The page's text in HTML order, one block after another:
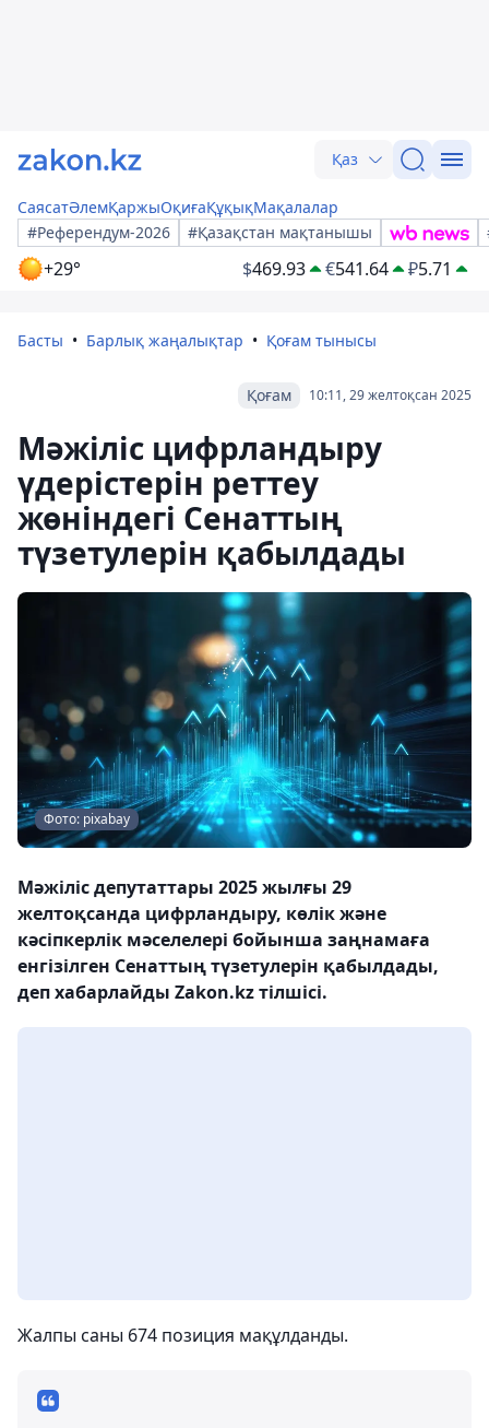
Қаз
СаясатӘлемҚаржыОқиғаҚұқықМақалалар
#Референдум-2026
#Қазақстан мақтанышы
+29° $469.93 €541.64 ₽5.71
Басты Барлық жаңалықтар Қоғам тынысы
10:11, 29 желтоқсан 2025
Қоғам
Мәжіліс цифрландыру
үдерістерін реттеу
жөніндегі Сенаттың
түзетулерін қабылдады
Фото: pixabay
Мәжіліс депутаттары 2025 жылғы 29
желтоқсанда цифрландыру, көлік және
кәсіпкерлік мәселелері бойынша заңнамаға
енгізілген Сенаттың түзетулерін қабылдады,
деп хабарлайды Zakon.kz тілшісі.
Жалпы саны 674 позиция мақұлданды.